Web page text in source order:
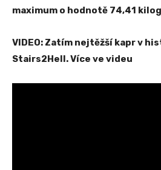
maximum o hodnotě 74,41
VIDEO: Zatím nejtěžší kapr v
Stairs2Hell. Více ve videu